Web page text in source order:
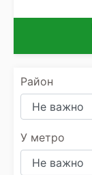
Район
У метро